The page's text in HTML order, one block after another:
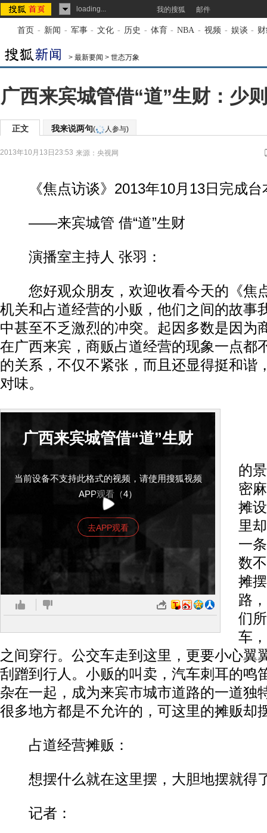
loading... 我的搜狐 邮件
首页 - 新闻 - 军事 - 文化 - 历史 - 体育 - NBA - 视频 - 娱谈 -
> 最新要闻 > 世态万象
广西来宾城管借“道”生财：少
正文 我来说两句( 人参与)
2013年10月13日23:53 来源： 央视网
《焦点访谈》2013年10月13日完成台
——来宾城管 借“道”生财
演播室主持人 张羽：
您好观众朋友，欢迎收看今天的《焦
机关和占道经营的小贩，他们之间的故事
中甚至不乏激烈的冲突。起因多数是因为
在广西来宾，商贩占道经营的现象一点都
的关系，不仅不紧张，而且还显得挺和谐
对味。
广西来宾城管借“道”生财
当前设备不支持此格式的视频，请使用搜狐视频
APP观看（4）
去APP观看
的
密
摊
里
一
数
摊
路
们
车
之间穿行。公交车走到这里，更要小心翼
刮蹭到行人。小贩的叫卖，汽车刺耳的鸣
杂在一起，成为来宾市城市道路的一道独
很多地方都是不允许的，可这里的摊贩却
占道经营摊贩：
想摆什么就在这里摆，大胆地摆就得
记者：